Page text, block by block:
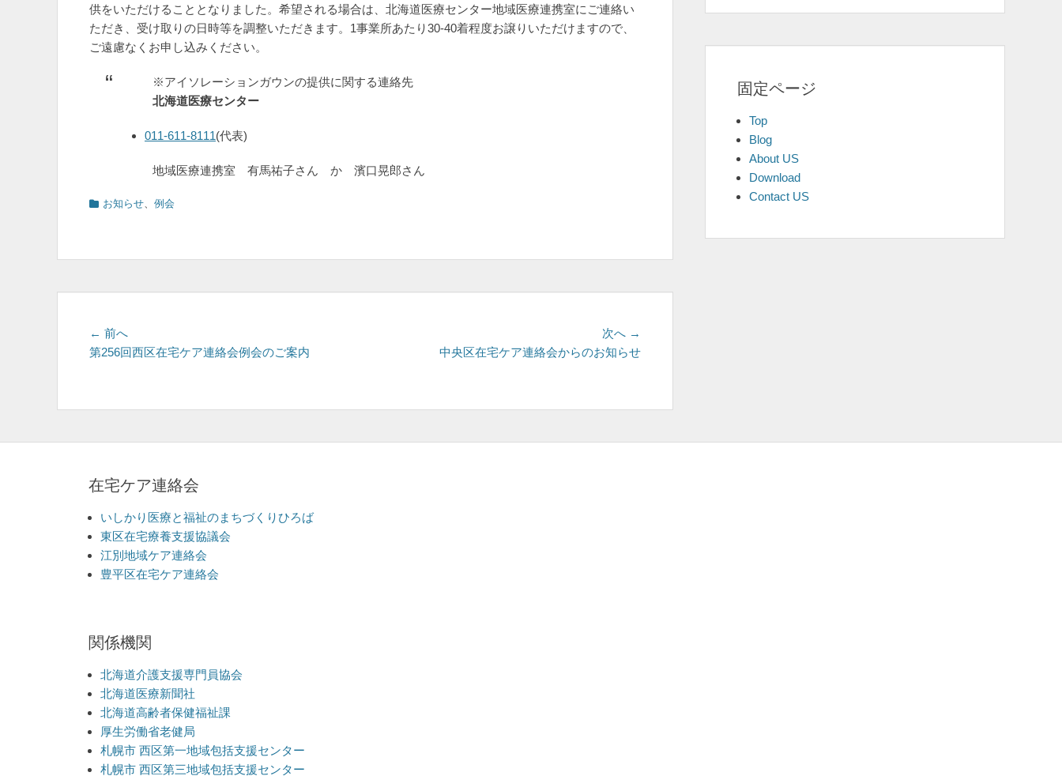
供をいただけることとなりました。希望される場合は、北海道医療センター地域医療連携室にご連絡い
ただき、受け取りの日時等を調整いただきます。1事業所あたり30-40着程度お譲りいただけますので、
ご遠慮なくお申し込みください。
※アイソレーションガウンの提供に関する連絡先
北海道医療センター
011-611-8111(代表)
地域医療連携室 有馬祐子さん か 濱口晃郎さん
カ お知らせ、 例会
投
稿
ビ
ゲ
シ
ョ
ン
← 前へ
の
第256回西区在宅ケア連絡会例会のご案内
次へ →
の
中央区在宅ケア連絡会からのお知らせ
固定ページ
Top
Blog
About US
Download
Contact US
在宅ケア連絡会
いしかり医療と福祉のまちづくりひろば
東区在宅療養支援協議会
江別地域ケア連絡会
豊平区在宅ケア連絡会
関係機関
北海道介護支援専門員協会
北海道医療新聞社
北海道高齢者保健福祉課
厚生労働省老健局
札幌市 西区第一地域包括支援センター
札幌市 西区第三地域包括支援センター